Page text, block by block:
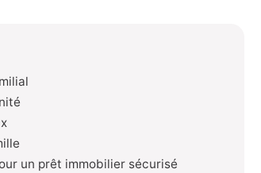
un prêt immobilier sécurisé